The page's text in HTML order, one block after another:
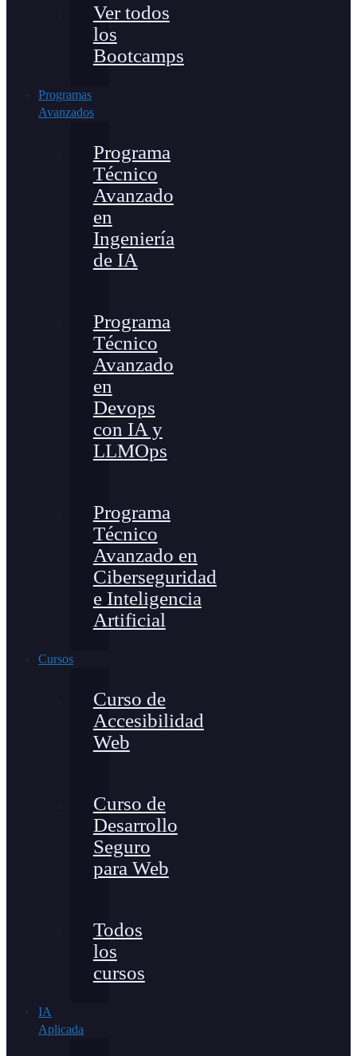
Ver todos
los
Bootcamps
Programas
Avanzados
Programa
Técnico
Avanzado
en
Ingeniería
de IA
Programa
Técnico
Avanzado
en
Devops
con IA y
LLMOps
Programa
Técnico
Avanzado en
Ciberseguridad
e Inteligencia
Artificial
Cursos
Curso de
Accesibilidad
Web
Curso de
Desarrollo
Seguro
para Web
Todos
los
cursos
IA
Aplicada